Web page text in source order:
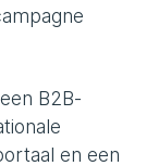
B2B-
en een